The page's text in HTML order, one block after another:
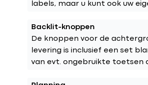
labels, maar u kunt ook uw
Backlit-knoppen
De knoppen voor de
levering is inclusief een set
van evt. ongebruikte toetsen